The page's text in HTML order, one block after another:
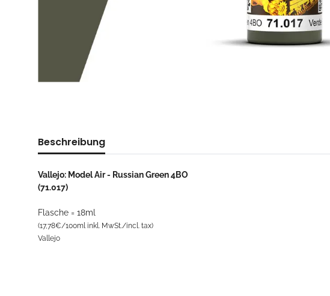
Beschreibung
Vallejo: Model Air - Russian Green 4BO
(71.017)
Flasche = 18ml
(17,78€/100ml inkl. MwSt./incl. tax)
Vallejo